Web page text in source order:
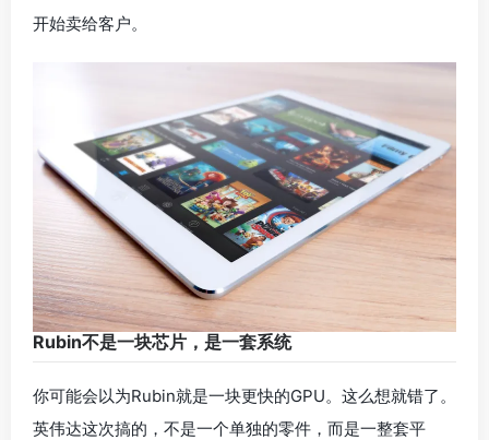
开始卖给客户。
Rubin不是一块芯片，是一套系统
你可能会以为Rubin就是一块更快的GPU。这么想就错了。
英伟达这次搞的，不是一个单独的零件，而是一整套平